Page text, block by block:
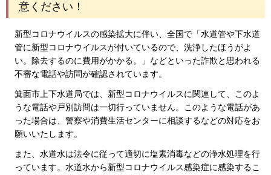
意ください！
新型コロナウイルスの感染拡大に伴い、全国で「水道管や下水道
管に新型コロナウイルスが付いているので、洗浄したほうがよ
い。除去するのに費用がかかる。」などといった詐欺と思われる
不審な電話や訪問が確認されています。
箕面市上下水道局では、新型コロナウイルスに関連して、このよ
うな電話や戸別訪問は一切行っていません。このような電話があ
った場合は、警察や消費生活センターに相談するなどの対応をお
願いいたします。
また、水道水は法令に従って適切に塩素消毒などの浄水処理を行
っています。水道水から新型コロナウイルス感染症に感染するこ